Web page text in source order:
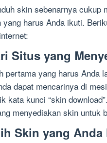
skin sebenarnya cukup
yang harus Anda ikuti.
Situs yang
pertama yang harus Anda
dapat mencarinya di
kata kunci “skin
menyediakan skin untuk
Skin yang Anda